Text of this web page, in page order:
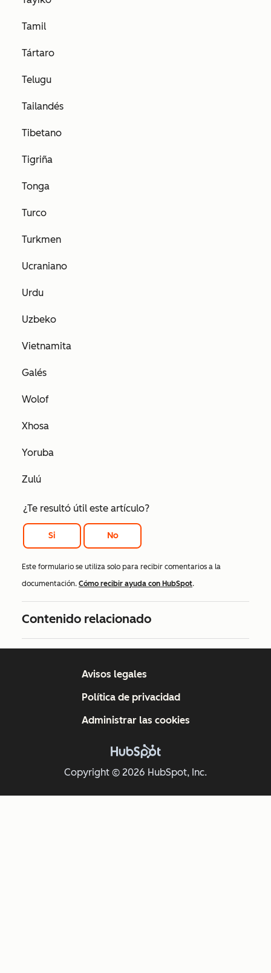
Tamil
Tártaro
Telugu
Tailandés
Tibetano
Tigriña
Tonga
Turco
Turkmen
Ucraniano
Urdu
Uzbeko
Vietnamita
Galés
Wolof
Xhosa
Yoruba
Zulú
¿Te resultó útil este artículo?
Si No
Este formulario se utiliza solo para recibir comentarios a la
documentación. Cómo recibir ayuda con HubSpot.
Contenido relacionado
Copyright © 2026 HubSpot, Inc.
Avisos legales
Política de privacidad
Administrar las cookies